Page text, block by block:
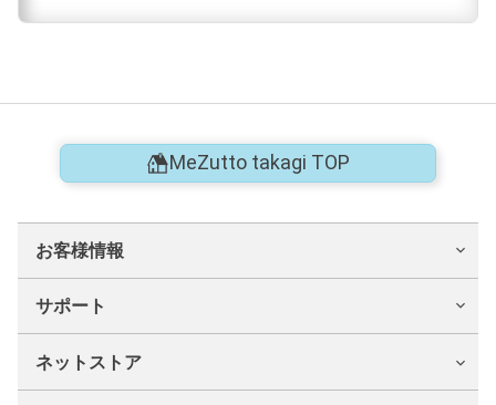
MeZutto takagi TOP
お客様情報
サポート
ネットストア